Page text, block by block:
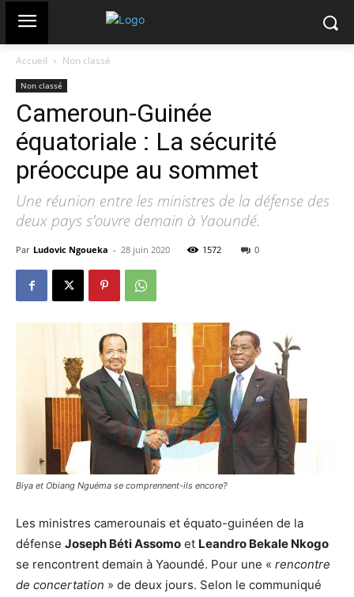
Accueil Non classé
Non classé
Cameroun-Guinée
équatoriale : La sécurité
préoccupe au sommet
Une réunion entre les ministres de la défense des
deux pays s’ouvre demain à Yaoundé.
Par Ludovic Ngoueka - 28 juin 2020 1572 0
Biya et Obiang Nguéma se comprennent-ils encore?
Les ministres camerounais et équato-guinéen de la
défense Joseph Béti Assomo et Leandro Bekale Nkogo
se rencontrent demain à Yaoundé. Pour une « rencontre
de concertation » de deux jours. Selon le communiqué